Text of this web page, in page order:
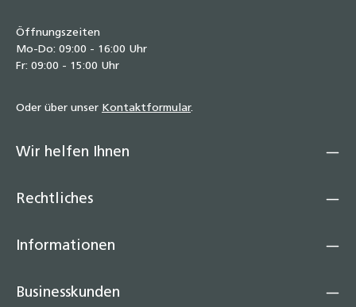
Öffnungszeiten
Mo-Do: 09:00 - 16:00 Uhr
Fr: 09:00 - 15:00 Uhr
Oder über unser Kontaktformular.
Wir helfen Ihnen
Rechtliches
Informationen
Businesskunden